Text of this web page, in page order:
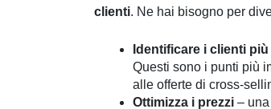
clienti. Ne hai bisogno per
Identificare i clienti
Questi sono i punti più
alle offerte di cross-
Ottimizza i prezzi –